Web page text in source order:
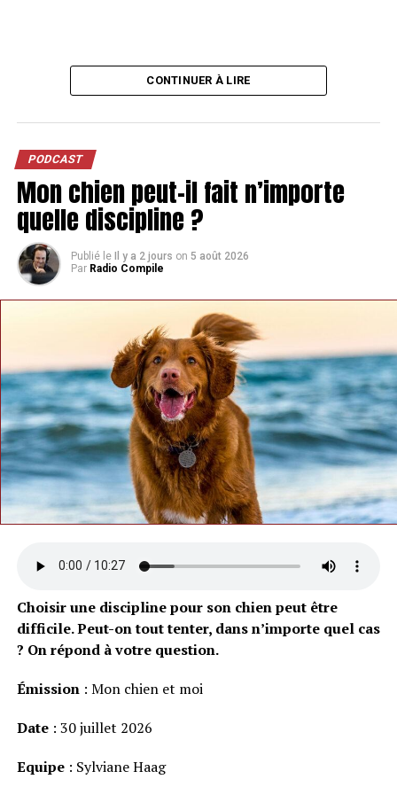
CONTINUER À LIRE
PODCAST
Mon chien peut-il fait n’importe
quelle discipline ?
Publié le Il y a 2 jours on 5 août 2026
Par Radio Compile
Choisir une discipline pour son chien peut être
difficile. Peut-on tout tenter, dans n’importe quel cas
? On répond à votre question.
Émission: Mon chien et moi
Date: 30 juillet 2026
Equipe: Sylviane Haag